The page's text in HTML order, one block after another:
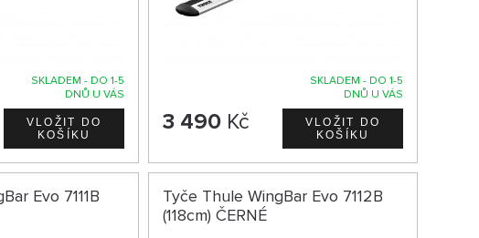
SKLADEM - DO 1-5
DNŮ U VÁS
SKLADEM - DO 1-5
DNŮ U VÁS
3 490Kč
Evo 7111B
Tyče Thule WingBar Evo 7112B
(118cm) ČERNÉ